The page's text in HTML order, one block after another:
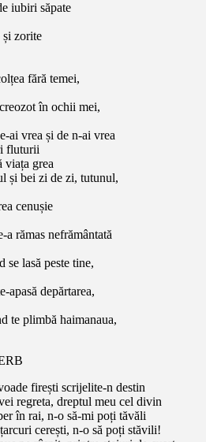
iubiri săpate
și zorite
fără temei,
în ochii mei,
ai vrea și de n-ai vrea
fluturii
viața grea
și bei zi de zi, tutunul,
cenușie
a rămas nefrământată
lasă peste tine,
apasă depărtarea,
te plimbă haimanaua,
firești scrijelite-n destin
regreta, dreptul meu cel divin
în rai, n-o să-mi poți tăvăli
cerești, n-o să poți stăvili!